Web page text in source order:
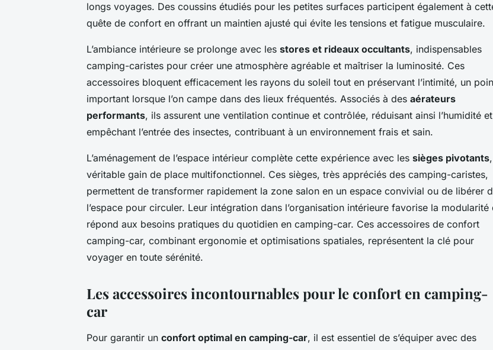
longs voyages. Des coussins étudiés pour les petites surfaces participent également à
quête de confort en offrant un maintien ajusté qui évite les tensions et fatigue musculaire.
L’ambiance intérieure se prolonge avec les stores et rideaux occultants, indispensables
camping-caristes pour créer une atmosphère agréable et maîtriser la luminosité. Ces
accessoires bloquent efficacement les rayons du soleil tout en préservant l’intimité, un
important lorsque l’on campe dans des lieux fréquentés. Associés à des aérateurs
performants, ils assurent une ventilation continue et contrôlée, réduisant ainsi l’humidité et
empêchant l’entrée des insectes, contribuant à un environnement frais et sain.
L’aménagement de l’espace intérieur complète cette expérience avec les sièges pivotants,
véritable gain de place multifonctionnel. Ces sièges, très appréciés des camping-caristes,
permettent de transformer rapidement la zone salon en un espace convivial ou de libérer
l’espace pour circuler. Leur intégration dans l’organisation intérieure favorise la modularité
répond aux besoins pratiques du quotidien en camping-car. Ces accessoires de confort
camping-car, combinant ergonomie et optimisations spatiales, représentent la clé pour
voyager en toute sérénité.
Les accessoires incontournables pour le confort en camping-
car
Pour garantir un confort optimal en camping-car, il est essentiel de s’équiper avec des